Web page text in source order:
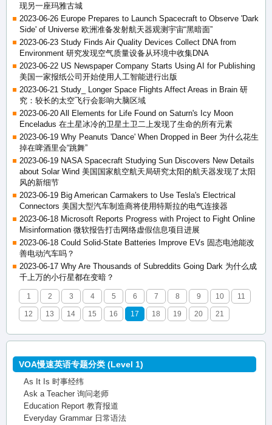
VOA慢速英语专题分类 (Level 1)
As It Is 时事经纬
Ask a Teacher 询问老师
Education Report 教育报道
Everyday Grammar 日常语法
现另一座玛雅古城
2023-06-26 Europe Prepares to Launch Spacecraft to Observe 'Dark
Side' of Universe 欧洲准备发射航天器观测宇宙“黑暗面”
2023-06-23 Study Finds Air Quality Devices Collect DNA from
Environment 研究发现空气质量设备从环境中收集DNA
2023-06-22 US Newspaper Company Starts Using AI for Publishing
美国一家报纸公司开始使用人工智能进行出版
2023-06-21 Study_ Longer Space Flights Affect Areas in Brain 研
究：较长的太空飞行会影响大脑区域
2023-06-20 All Elements for Life Found on Saturn's Icy Moon
Enceladus 在土星冰冷的卫星土卫二上发现了生命的所有元素
2023-06-19 Why Peanuts 'Dance' When Dropped in Beer 为什么花生
掉在啤酒里会“跳舞”
2023-06-19 NASA Spacecraft Studying Sun Discovers New Details
about Solar Wind 美国国家航空航天局研究太阳的航天器发现了太阳
风的新细节
2023-06-19 Big American Carmakers to Use Tesla's Electrical
Connectors 美国大型汽车制造商将使用特斯拉的电气连接器
2023-06-18 Microsoft Reports Progress with Project to Fight Online
Misinformation 微软报告打击网络虚假信息项目进展
2023-06-18 Could Solid-State Batteries Improve EVs 固态电池能改
善电动汽车吗？
2023-06-17 Why Are Thousands of Subreddits Going Dark 为什么成
千上万的小行星都在变暗？
1 2 3 4 5 6 7 8 9 10 11
12 13 14 15 16 17 18 19 20 21